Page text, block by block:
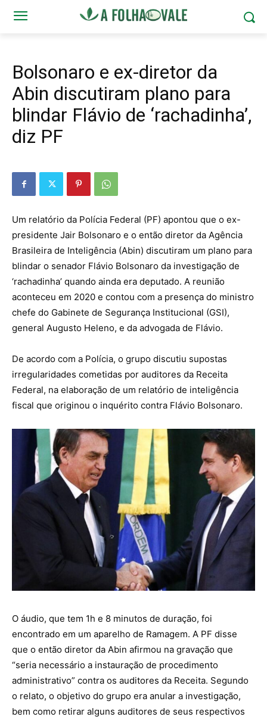
Bolsonaro e ex-diretor da
Abin discutiram plano para
blindar Flávio de ‘rachadinha’,
diz PF
Um relatório da Polícia Federal (PF) apontou que o ex-
presidente Jair Bolsonaro e o então diretor da Agência
Brasileira de Inteligência (Abin) discutiram um plano para
blindar o senador Flávio Bolsonaro da investigação de
‘rachadinha’ quando ainda era deputado. A reunião
aconteceu em 2020 e contou com a presença do ministro
chefe do Gabinete de Segurança Institucional (GSI),
general Augusto Heleno, e da advogada de Flávio.
De acordo com a Polícia, o grupo discutiu supostas
irregularidades cometidas por auditores da Receita
Federal, na elaboração de um relatório de inteligência
fiscal que originou o inquérito contra Flávio Bolsonaro.
O áudio, que tem 1h e 8 minutos de duração, foi
encontrado em um aparelho de Ramagem. A PF disse
que o então diretor da Abin afirmou na gravação que
“seria necessário a instauração de procedimento
administrativo” contra os auditores da Receita. Segundo
o relato, o objetivo do grupo era anular a investigação,
bem como retirar alguns auditores de seus respectivos